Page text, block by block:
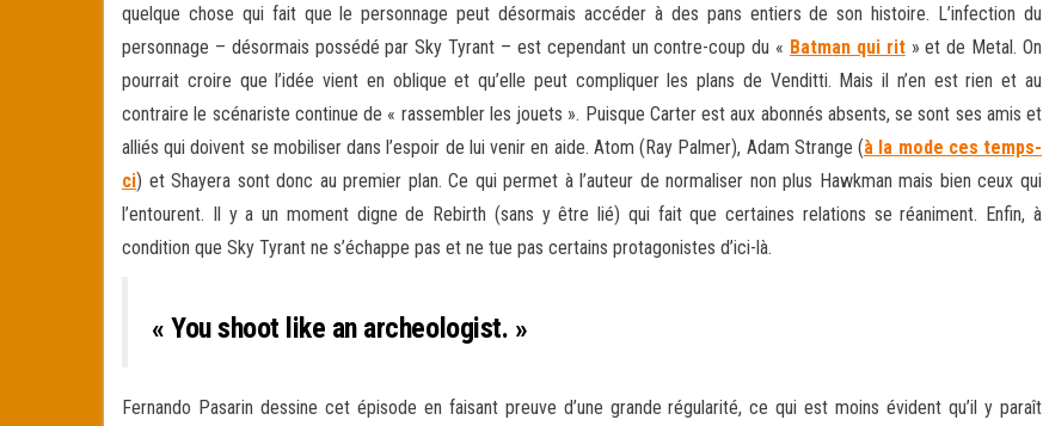
quelque chose qui fait que le personnage peut désormais accéder à des pans entiers de son histoire. L’infection du
personnage – désormais possédé par Sky Tyrant – est cependant un contre-coup du « Batman qui rit» et de Metal. On
pourrait croire que l’idée vient en oblique et qu’elle peut compliquer les plans de Venditti. Mais il n’en est rien et au
contraire le scénariste continue de « rassembler les jouets ». Puisque Carter est aux abonnés absents, se sont ses amis et
alliés qui doivent se mobiliser dans l’espoir de lui venir en aide. Atom (Ray Palmer), Adam Strange (à la mode ces temps-
ci) et Shayera sont donc au premier plan. Ce qui permet à l’auteur de normaliser non plus Hawkman mais bien ceux qui
l’entourent. Il y a un moment digne de Rebirth (sans y être lié) qui fait que certaines relations se réaniment. Enfin, à
condition que Sky Tyrant ne s’échappe pas et ne tue pas certains protagonistes d’ici-là.
« You shoot like an archeologist. »
Fernando Pasarin dessine cet épisode en faisant preuve d’une grande régularité, ce qui est moins évident qu’il y paraît